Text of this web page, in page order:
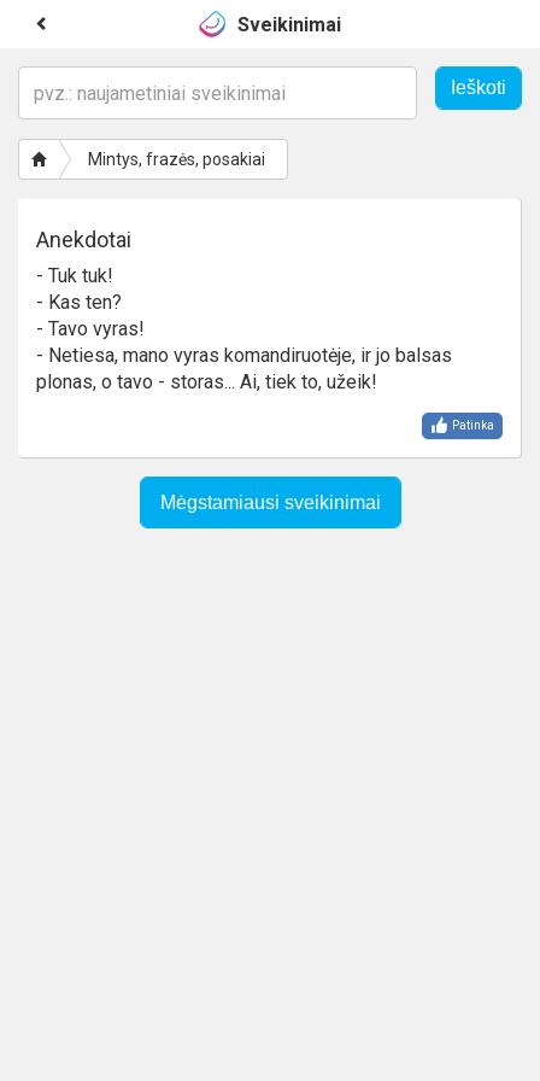
Sveikinimai
Mintys, frazės, posakiai
Anekdotai
- Tuk tuk!
- Kas ten?
- Tavo vyras!
- Netiesa, mano vyras komandiruotėje, ir jo balsas
plonas, o tavo - storas... Ai, tiek to, užeik!
Patinka
Mėgstamiausi sveikinimai